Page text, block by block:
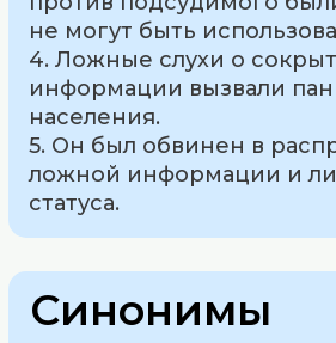
не могут быть
4. Ложные слухи о
информации вызвали
населения.
5. Он был обвинен в
ложной информации и
статуса.
Синонимы